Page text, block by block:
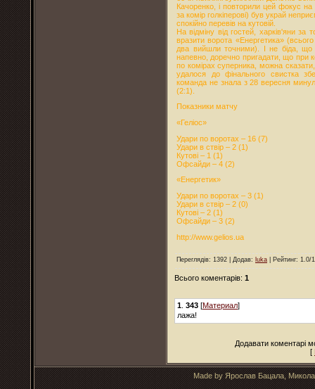
Качоренко, і повторили цей фокус на
за комір голкіперові) був украй
спокійно перевів на кутовій.
На відміну від гостей, харків'яни
вразити ворота «Енергетика»
два вийшли точними). І не біда, що
напевно, доречно пригадати, що при
по комірах суперника, можна
удалося до фінального свистка
команда не знала з 28 вересня
(2:1).
Показники матчу
«Геліос»
Удари по воротах – 16 (7)
Удари в ствір – 2 (1)
Кутові – 1 (1)
Офсайди – 4 (2)
«Енергетик»
Удари по воротах – 3 (1)
Удари в ствір – 2 (0)
Кутові – 2 (1)
Офсайди – 3 (2)
http://www.gelios.ua
Переглядів: 1392 | Додав: luka Рейтинг: 1.0/1
Всього коментарів: 1
1 343 [Материал]
лажа!
Додавати коментарі
[
Made by Ярослав Бацала,